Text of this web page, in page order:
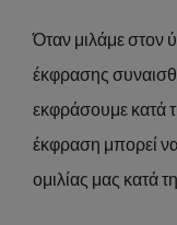
Όταν μιλάμε στον
έκφρασης
εκφράσουμε κατά
έκφραση μπορεί
ομιλίας μας κατά